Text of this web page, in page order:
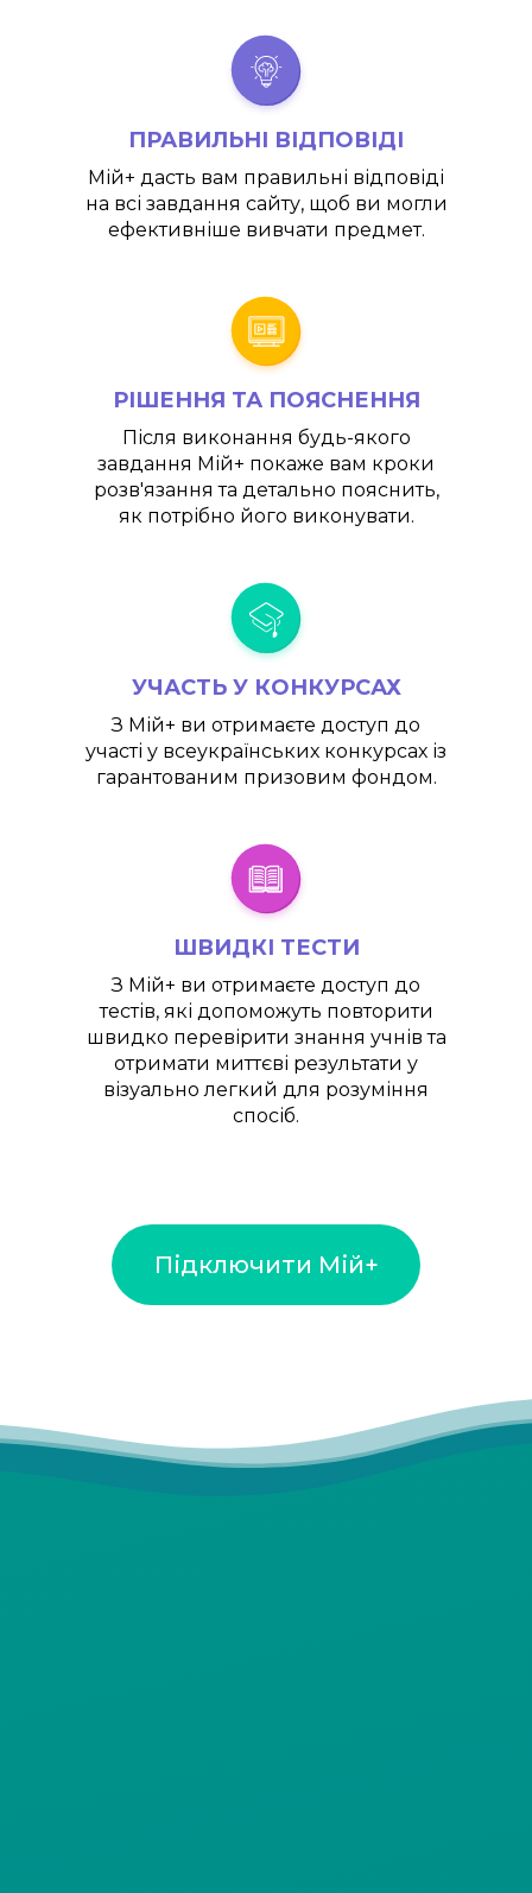
ПРАВИЛЬНІ ВІДПОВІДІ
Мій+ дасть вам правильні відповіді
на всі завдання сайту, щоб ви могли
ефективніше вивчати предмет.
РІШЕННЯ ТА ПОЯСНЕННЯ
Після виконання будь-якого
завдання Мій+ покаже вам кроки
розв'язання та детально пояснить,
як потрібно його виконувати.
УЧАСТЬ У КОНКУРСАХ
З Мій+ ви отримаєте доступ до
участі у всеукраїнських конкурсах із
гарантованим призовим фондом.
ШВИДКІ ТЕСТИ
З Мій+ ви отримаєте доступ до
тестів, які допоможуть повторити
швидко перевірити знання учнів та
отримати миттєві результати у
візуально легкий для розуміння
спосіб.
Підключити Мій+